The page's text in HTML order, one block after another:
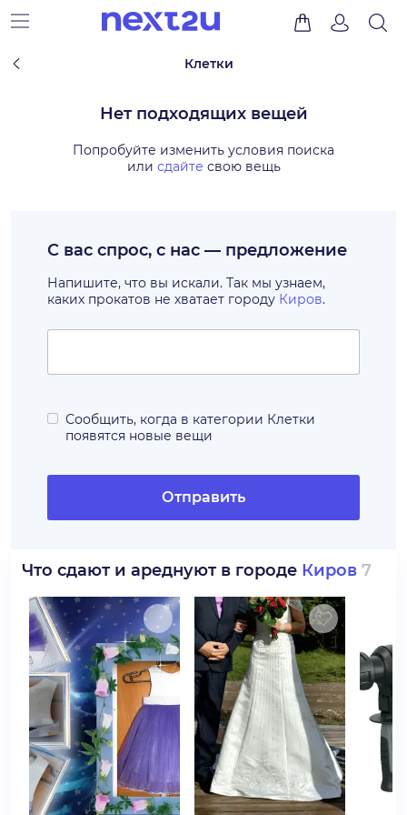
Клетки
Нет подходящих вещей
Попробуйте изменить условия поиска
или сдайте свою вещь
С вас спрос, с нас — предложение
Напишите, что вы искали. Так мы узнаем,
каких прокатов не хватает городу Киров.
Сообщить, когда в категории Клетки
появятся новые вещи
Отправить
Что сдают и ареднуют в городе Киров 7